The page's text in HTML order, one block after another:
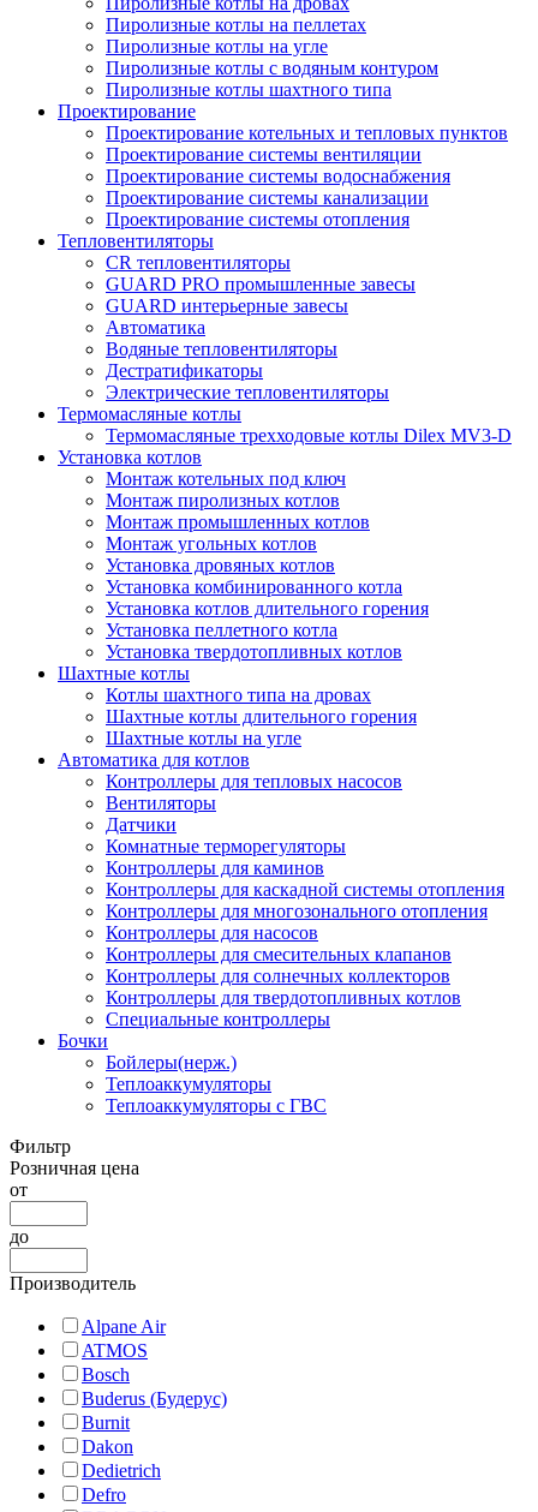
Пиролизные котлы на пеллетах
Пиролизные котлы на угле
Пиролизные котлы с водяным контуром
Пиролизные котлы шахтного типа
Проектирование
Проектирование котельных и тепловых пунктов
Проектирование системы вентиляции
Проектирование системы водоснабжения
Проектирование системы канализации
Проектирование системы отопления
Тепловентиляторы
CR тепловентиляторы
GUARD PRO промышленные завесы
GUARD интерьерные завесы
Автоматика
Водяные тепловентиляторы
Дестратификаторы
Электрические тепловентиляторы
Термомасляные котлы
Термомасляные трехходовые котлы Dilex MV3-D
Установка котлов
Монтаж котельных под ключ
Монтаж пиролизных котлов
Монтаж промышленных котлов
Монтаж угольных котлов
Установка дровяных котлов
Установка комбинированного котла
Установка котлов длительного горения
Установка пеллетного котла
Установка твердотопливных котлов
Шахтные котлы
Котлы шахтного типа на дровах
Шахтные котлы длительного горения
Шахтные котлы на угле
Автоматика для котлов
Контроллеры для тепловых насосов
Вентиляторы
Датчики
Комнатные терморегуляторы
Контроллеры для каминов
Контроллеры для каскадной системы отопления
Контроллеры для многозонального отопления
Контроллеры для насосов
Контроллеры для смесительных клапанов
Контроллеры для солнечных коллекторов
Контроллеры для твердотопливных котлов
Специальные контроллеры
Бочки
Бойлеры(нерж.)
Теплоаккумуляторы
Теплоаккумуляторы с ГВС
Фильтр
Розничная цена
от
до
Производитель
Alpane Air
ATMOS
Bosch
Buderus (Будерус)
Burnit
Dakon
Dedietrich
Defro